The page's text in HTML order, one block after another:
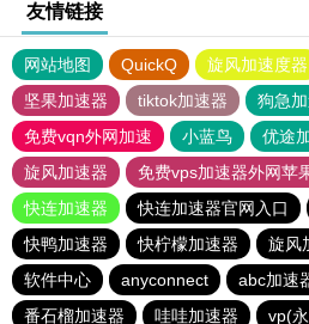
友情链接
网站地图 QuickQ 旋风加速度器
坚果加速器
tiktok加速器
狗急
免费vqn外网加速
小蓝鸟 优途
旋风加速器
免费vps加速器外网苹
快连加速器
快连加速器官网入口
快鸭加速器
快柠檬加速器 旋风
软件中心
anyconnect abc加速
番石榴加速器
哇哇加速器
vp(